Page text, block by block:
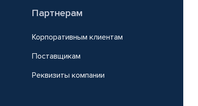
Партнерам
Корпоративным клиентам
Поставщикам
Реквизиты компании